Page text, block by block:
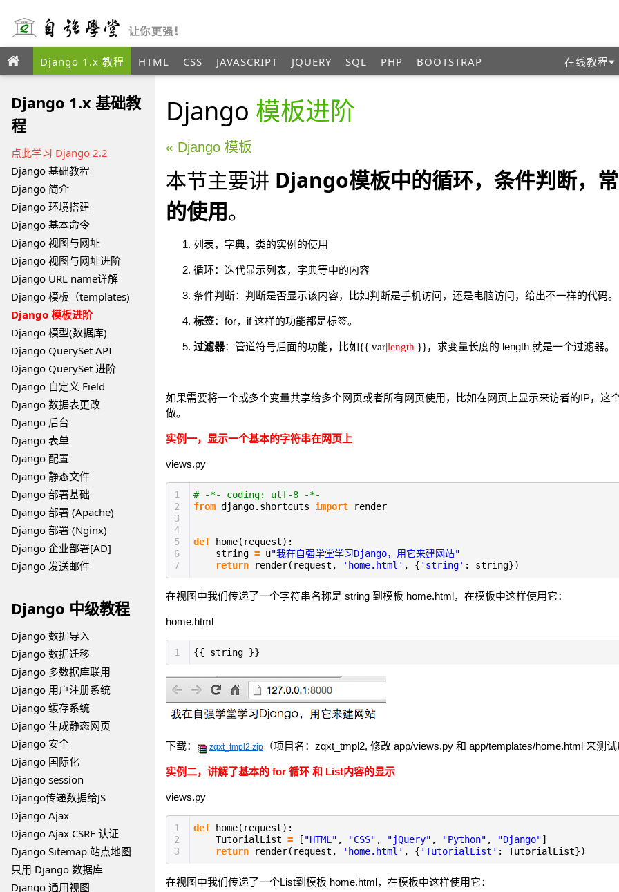
Django 1.x 教程 HTML CSS JAVASCRIPT JQUERY SQL PHP BOOTSTRAP 在线教程
Django 1.x 基础教
程
点此学习 Django 2.2
Django 基础教程
Django 简介
Django 环境搭建
Django 基本命令
Django 视图与网址
Django 视图与网址进阶
Django URL name详解
Django 模板（templates)
Django 模板进阶
Django 模型(数据库)
Django QuerySet API
Django QuerySet 进阶
Django 自定义 Field
Django 数据表更改
Django 后台
Django 表单
Django 配置
Django 静态文件
Django 部署基础
Django 部署 (Apache)
Django 部署 (Nginx)
Django 企业部署[AD]
Django 发送邮件
Django 中级教程
Django 数据导入
Django 数据迁移
Django 多数据库联用
Django 用户注册系统
Django 缓存系统
Django 生成静态网页
Django 安全
Django 国际化
Django session
Django传递数据给JS
Django Ajax
Django Ajax CSRF 认证
Django Sitemap 站点地图
只用 Django 数据库
Django 通用视图
Django 模板进阶
« Django 模板
本节主要讲 Django模板中的循环，条件判断，
的使用。
列表，字典，类的实例的使用
循环：迭代显示列表，字典等中的内容
条件判断：判断是否显示该内容，比如判断是手机访问，还是电脑访问，给出不一样的代码。
标签：for，if 这样的功能都是标签。
过滤器：管道符号后面的功能，比如{{ var|length }}，求变量长度的 length 就是一个过滤器。
如果需要将一个或多个变量共享给多个网页或者所有网页使用，比如在网页上显示来访者的IP，这
做。
实例一，显示一个基本的字符串在网页上
views.py
1
2
3
4
5
6
7
# -*- coding: utf-8 -*-
from django.shortcuts import render
def
home(request):
string = u"我在自强学堂学习Django，用它来建网站"
return
render(request, 'home.html' , { 'string' : string})
在视图中我们传递了一个字符串名称是 string 到模板 home.html，在模板中这样使用它：
home.html
1 {{ string }}
下载： zqxt_tmpl2.zip（项目名：zqxt_tmpl2, 修改 app/views.py 和 app/templates/home.html 来测
实例二，讲解了基本的 for 循环 和 List内容的显示
views.py
1
2
3
def
home(request):
TutorialList = [ "HTML" , "CSS" , "jQuery" , "Python" , "Django"]
return
render(request, 'home.html' , { 'TutorialList' : TutorialList})
在视图中我们传递了一个List到模板 home.html，在模板中这样使用它：